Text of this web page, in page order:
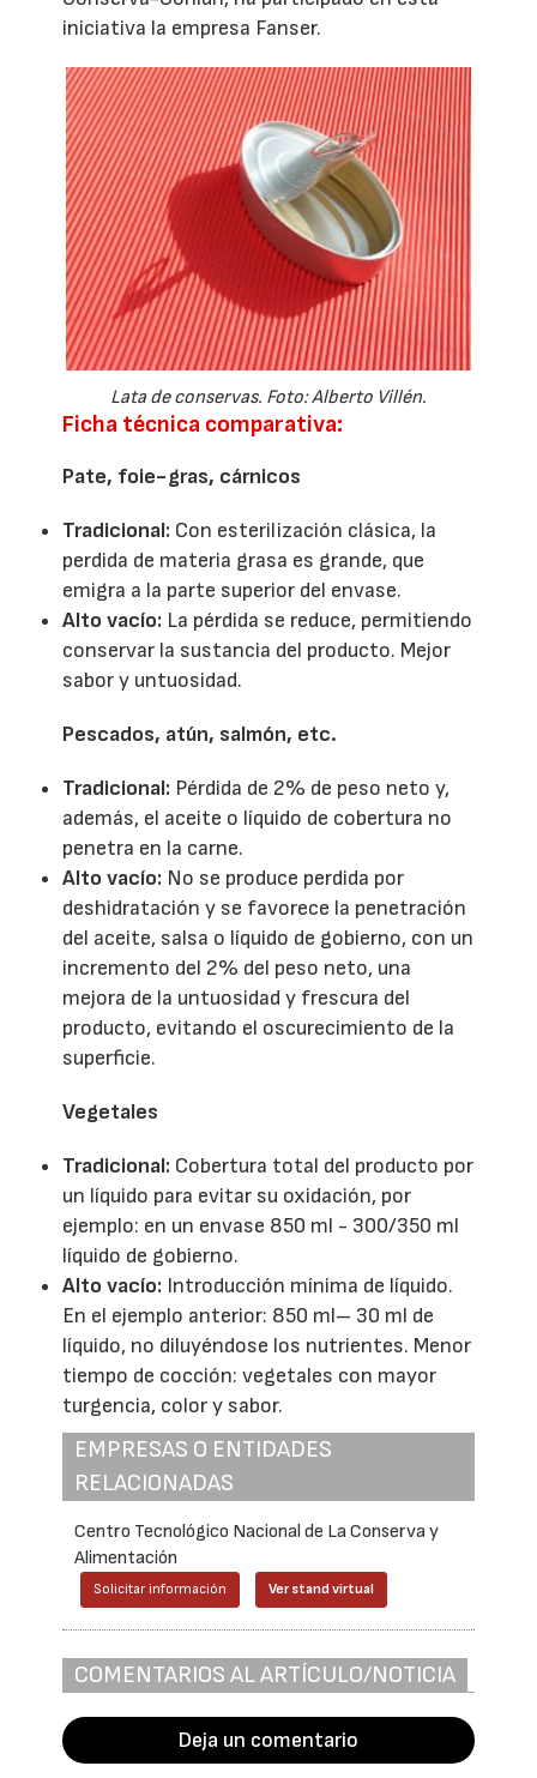
iniciativa la empresa Fanser.
Lata de conservas. Foto: Alberto Villén.
Ficha técnica comparativa:
Pate, foie-gras, cárnicos
Tradicional: Con esterilización clásica, la
perdida de materia grasa es grande, que
emigra a la parte superior del envase.
Alto vacío: La pérdida se reduce, permitiendo
conservar la sustancia del producto. Mejor
sabor y untuosidad.
Pescados, atún, salmón, etc.
Tradicional: Pérdida de 2% de peso neto y,
además, el aceite o líquido de cobertura no
penetra en la carne.
Alto vacío: No se produce perdida por
deshidratación y se favorece la penetración
del aceite, salsa o líquido de gobierno, con un
incremento del 2% del peso neto, una
mejora de la untuosidad y frescura del
producto, evitando el oscurecimiento de la
superficie.
Vegetales
Tradicional: Cobertura total del producto por
un líquido para evitar su oxidación, por
ejemplo: en un envase 850 ml - 300/350 ml
líquido de gobierno.
Alto vacío: Introducción mínima de líquido.
En el ejemplo anterior: 850 ml– 30 ml de
líquido, no diluyéndose los nutrientes. Menor
tiempo de cocción: vegetales con mayor
turgencia, color y sabor.
EMPRESAS O ENTIDADES
RELACIONADAS
Centro Tecnológico Nacional de La Conserva y
Alimentación
Solicitar información Ver stand virtual
COMENTARIOS AL ARTÍCULO/NOTICIA
Deja un comentario